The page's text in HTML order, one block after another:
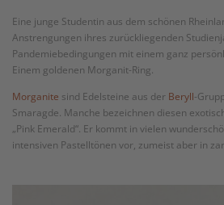
Eine junge Studentin aus dem schönen
Anstrengungen ihres zurückliegenden
Pandemiebedingungen mit einem ganz
Einem goldenen Morganit-Ring.
Morganite sind Edelsteine aus der Beryll-
Smaragde. Manche bezeichnen diesen
„Pink Emerald“. Er kommt in vielen
intensiven Pastelltönen vor, zumeist aber in